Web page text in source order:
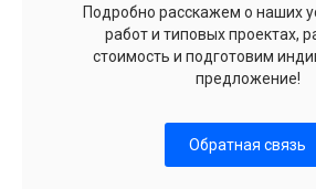
Подробно расскажем о наших
работ и типовых проектах,
стоимость и подготовим
предложение!
Обратная связь